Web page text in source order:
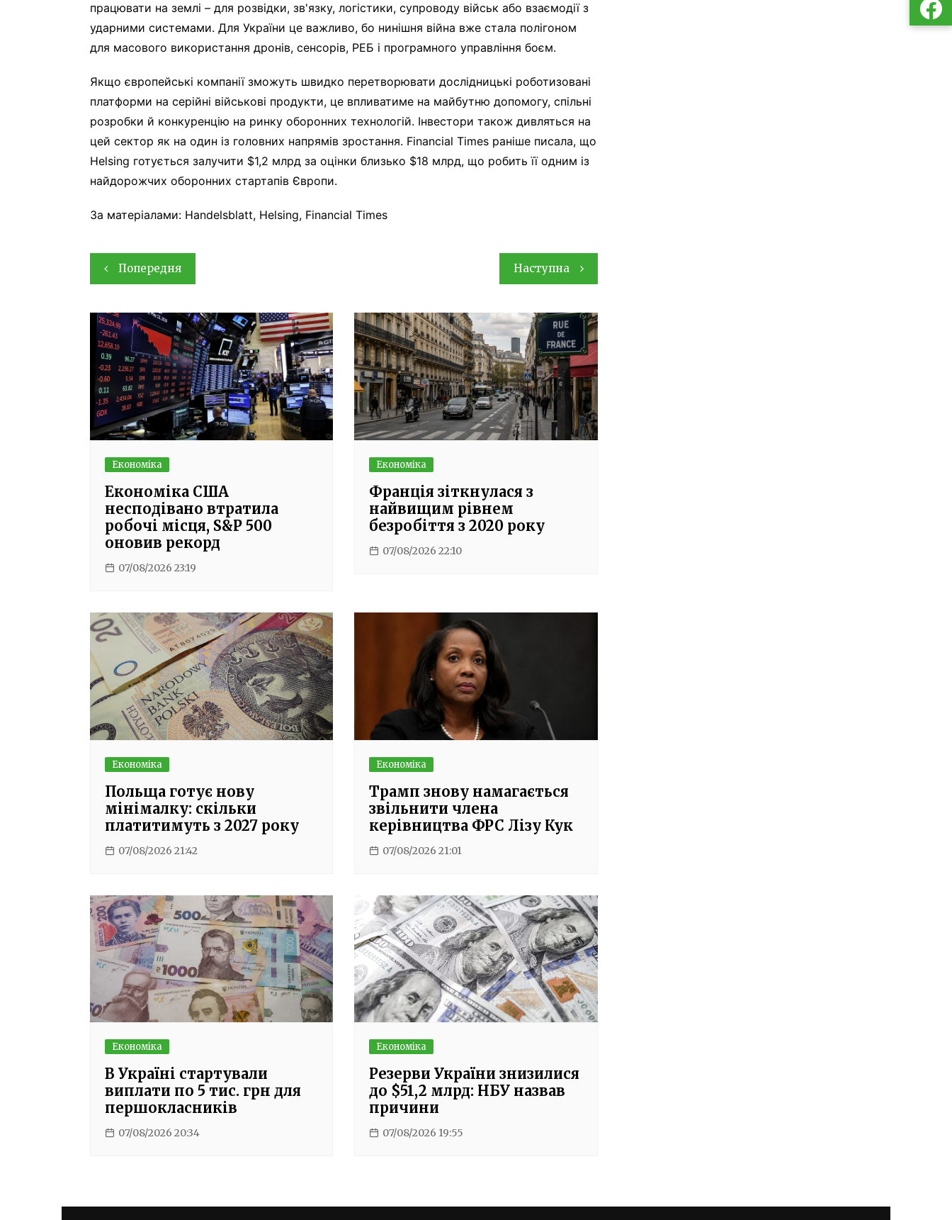
працювати на землі – для розвідки, зв'язку, логістики, супроводу військ або взаємодії з
ударними системами. Для України це важливо, бо нинішня війна вже стала полігоном
для масового використання дронів, сенсорів, РЕБ і програмного управління боєм.
Якщо європейські компанії зможуть швидко перетворювати дослідницькі роботизовані
платформи на серійні військові продукти, це впливатиме на майбутню допомогу, спільні
розробки й конкуренцію на ринку оборонних технологій. Інвестори також дивляться на
цей сектор як на один із головних напрямів зростання. Financial Times раніше писала, що
Helsing готується залучити $1,2 млрд за оцінки близько $18 млрд, що робить її одним із
найдорожчих оборонних стартапів Європи.
За матеріалами: Handelsblatt, Helsing, Financial Times
Навігація
записів
Попередня Наступна
Економіка
Економіка США
несподівано втратила
робочі місця, S&P 500
оновив рекорд
07/08/2026 23:19
Економіка
Франція зіткнулася з
найвищим рівнем
безробіття з 2020 року
07/08/2026 22:10
Економіка
Польща готує нову
мінімалку: скільки
платитимуть з 2027 року
07/08/2026 21:42
Економіка
Трамп знову намагається
звільнити члена
керівництва ФРС Лізу Кук
07/08/2026 21:01
Економіка
В Україні стартували
виплати по 5 тис. грн для
першокласників
07/08/2026 20:34
Економіка
Резерви України знизилися
до $51,2 млрд: НБУ назвав
причини
07/08/2026 19:55